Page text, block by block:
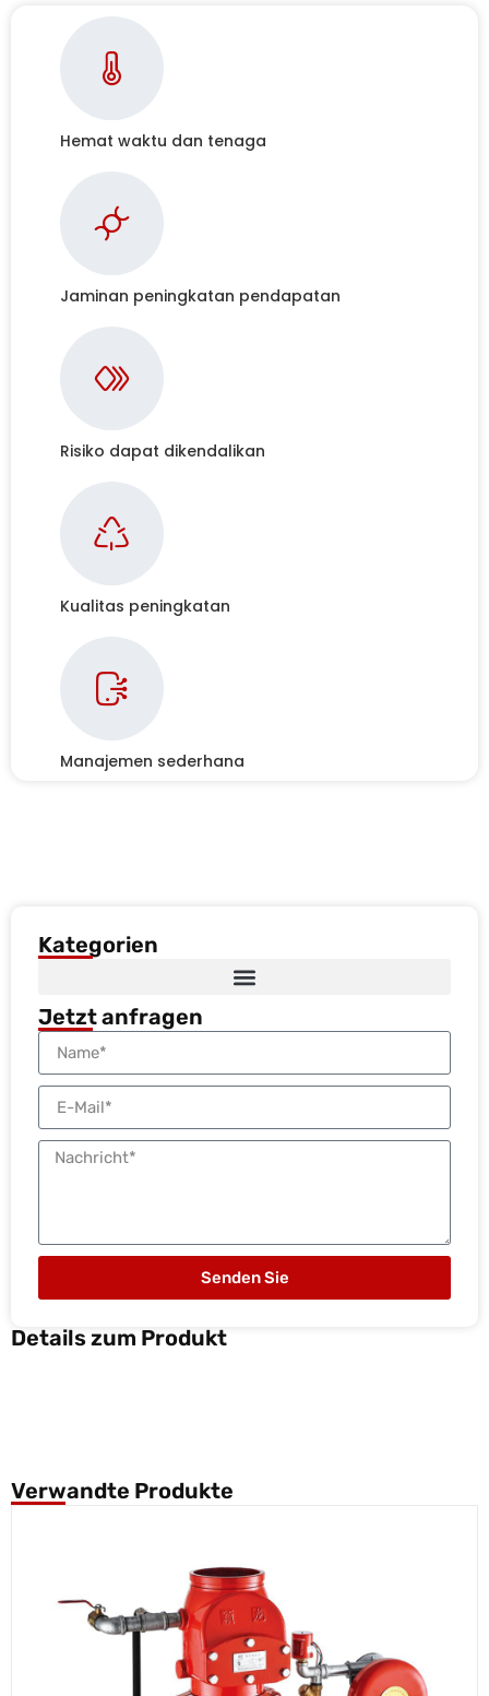
Hemat waktu dan tenaga
Jaminan peningkatan pendapatan
Risiko dapat dikendalikan
Kualitas peningkatan
Manajemen sederhana
Kategorien
Jetzt anfragen
Senden Sie
Details zum Produkt
Verwandte Produkte